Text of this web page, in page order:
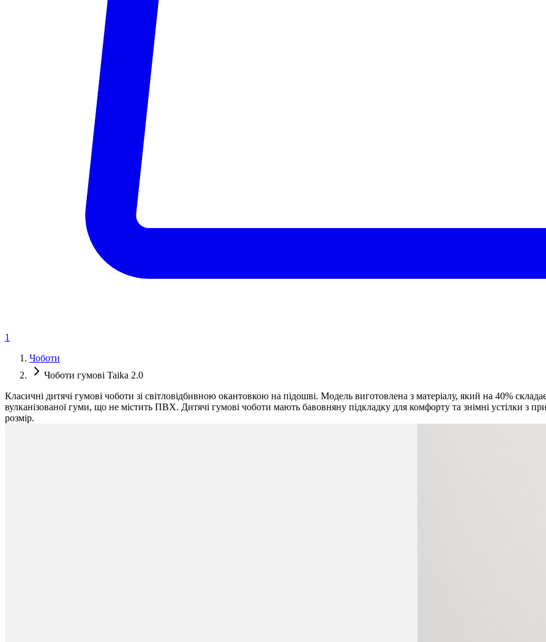
1
Чоботи
Чоботи гумові Taika 2.0
Класичні дитячі гумові чоботи зі світловідбивною окантовкою на підошві. Модель виготовлена з матеріалу, який на 40%
вулканізованої гуми, що не містить ПВХ. Дитячі гумові чоботи мають бавовняну підкладку для комфорту та знімні устілки з
розмір.